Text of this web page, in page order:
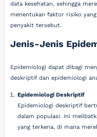
data kesehatan, sehingga
menentukan faktor risiko
penyakit tersebut.
Jenis-Jenis
Epidemiologi dapat dibagi
deskriptif dan epidemiologi
Epidemiologi Deskriptif
Epidemiologi deskriptif
dalam populasi. Ini
yang terkena, di mana